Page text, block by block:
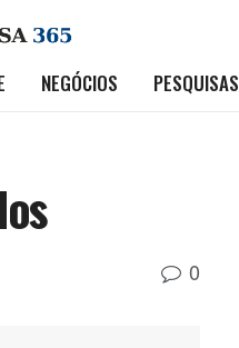
NEGÓCIOS PESQUISAS
0